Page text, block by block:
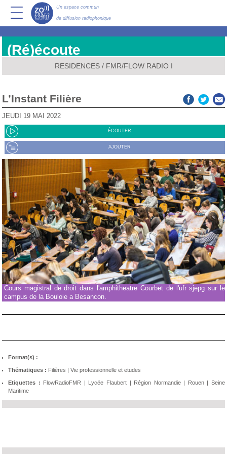
Un espace commun
de diffusion radiophonique
(Ré)écoute
RESIDENCES/ FMR/FLOW RADIO I
L’Instant Filière
JEUDI 19 MAI 2022
ÉCOUTER
AJOUTER
Cours magistral de droit dans l'amphitheatre Courbet de l'ufr sjepg sur le
campus de la Bouloie a Besancon.
Format(s) :
Thématiques : Filières | Vie professionnelle et etudes
Etiquettes : FlowRadioFMR | Lycée Flaubert| Région Normandie| Rouen|Seine
Maritime